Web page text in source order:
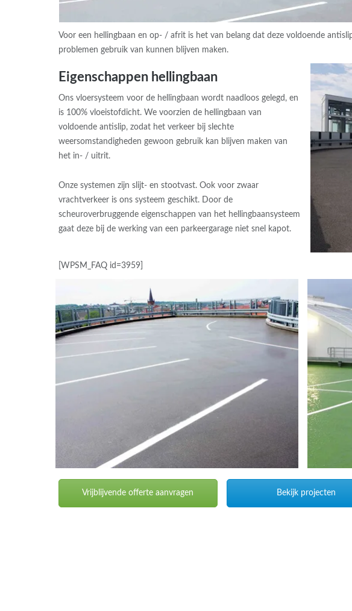
Voor een hellingbaan en op- / afrit is het van belang dat deze voldoende
problemen gebruik van kunnen blijven maken.
Eigenschappen hellingbaan
Ons vloersysteem voor de hellingbaan wordt naadloos gelegd, en
is 100% vloeistofdicht. We voorzien de hellingbaan van
voldoende antislip, zodat het verkeer bij slechte
weersomstandigheden gewoon gebruik kan blijven maken van
het in- / uitrit.
Onze systemen zijn slijt- en stootvast. Ook voor zwaar
vrachtverkeer is ons systeem geschikt. Door de
scheuroverbruggende eigenschappen van het hellingbaansysteem
gaat deze bij de werking van een parkeergarage niet snel kapot.
[WPSM_FAQ id=3959]
Vrijblijvende offerte aanvragen Bekijk projecten